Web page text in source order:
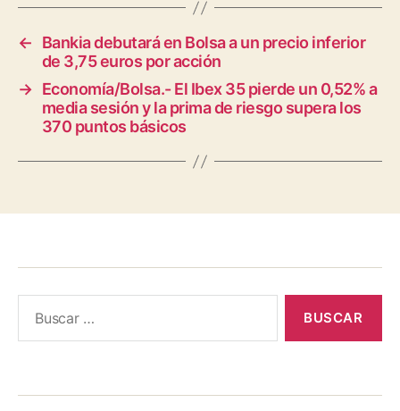
←
Bankia debutará en Bolsa a un precio inferior
de 3,75 euros por acción
→ Economía/Bolsa.- El Ibex 35 pierde un 0,52% a
media sesión y la prima de riesgo supera los
370 puntos básicos